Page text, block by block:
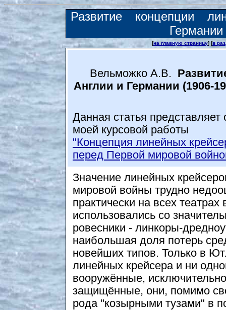
Развитие концепции
[на главную страницу] [в
Вельможко А.В.
Англии и Германии (1906-
Данная статья
моей курсовой работы
"Концепция линейных
перед Первой мировой
Значение линейных
мировой войны трудно
практически на всех
использовались со
ровесники - линкоры-
наибольшая доля потерь
новейших типов. Только в
линейных крейсера и ни
вооружённые,
защищённые, они, помимо
рода "козырными тузами" в